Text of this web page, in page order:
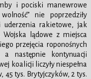
i pociski manewrowe
nie poprzedziły
uderzenia rakietowe, jak
lądowe z miejsca
przejęcia roponośnych
następnie kontynuacji
koalicji liczyły niespełna
45 tys. Brytyjczyków, 2 tys.